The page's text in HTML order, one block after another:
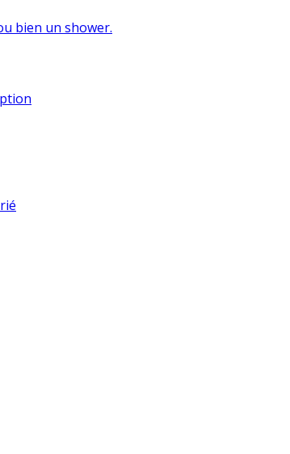
bien un shower.